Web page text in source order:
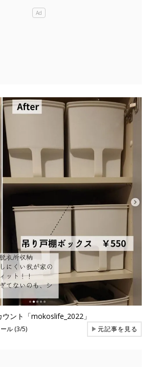
ント「mokoslife_2022」
ル (3/5) ▶元記事を見る